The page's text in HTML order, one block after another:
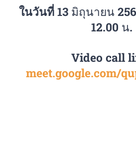
ในวันที่ 13 มิถุนายน
12.00 น.
Video call
meet.google.com/